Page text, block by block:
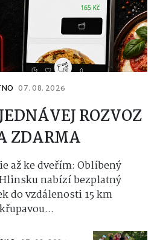
07. 08. 2026
ROZVOZ
ZDARMA
až ke dveřím: Oblíbený
nabízí bezplatný
do vzdálenosti 15 km